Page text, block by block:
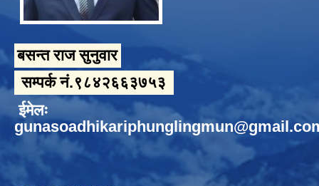
बसन्त राज सुनुवार
सम्पर्क नं.९८४२६६३७५३
ईमेलः